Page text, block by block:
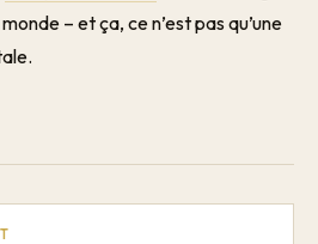
– et ça, ce n’est pas qu’une